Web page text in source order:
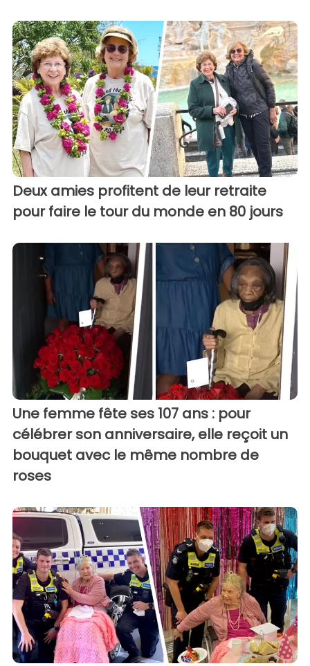
Deux amies profitent de leur retraite
pour faire le tour du monde en 80 jours
Une femme fête ses 107 ans : pour
célébrer son anniversaire, elle reçoit un
bouquet avec le même nombre de
roses